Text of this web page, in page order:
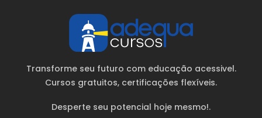
Transforme seu futuro com educação acessivel.
Cursos gratuitos, certificações flexíveis.
Desperte seu potencial hoje mesmo!.